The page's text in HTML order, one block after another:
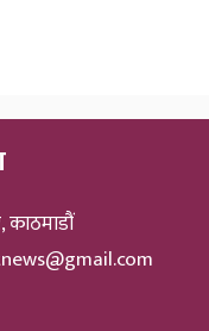
काठमाडौं